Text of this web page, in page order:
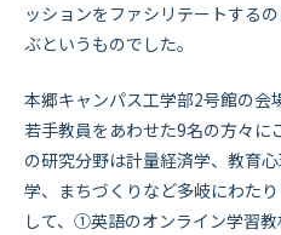
ッションをファシリテートする
ぶというものでした。
本郷キャンパス工学部2号館の会
若手教員をあわせた9名の方々に
の研究分野は計量経済学、教育
学、まちづくりなど多岐にわた
して、①英語のオンライン学習